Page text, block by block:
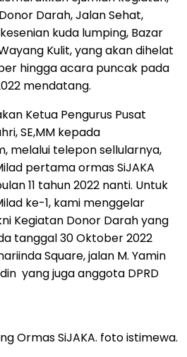
Darah, Jalan Sehat,
kuda lumping, Bazar
Kulit, yang akan dihelat
hingga acara puncak pada
mendatang.
Ketua Pengurus Pusat
SE,MM kepada
melalui telepon sellularnya,
pertama ormas SiJAKA
11 tahun 2022 nanti. Untuk
ke-1, kami menggelar
Kegiatan Donor Darah yang
tanggal 30 Oktober 2022
Square, jalan M. Yamin
yang juga anggota DPRD
Ormas SiJAKA. foto istimewa.